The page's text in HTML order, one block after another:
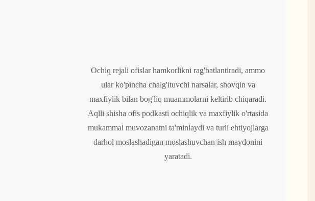
Ochiq rejali ofislar hamkorlikni rag'batlantiradi, ammo
ular ko'pincha chalg'ituvchi narsalar, shovqin va
maxfiylik bilan bog'liq muammolarni keltirib chiqaradi.
Aqlli shisha ofis podkasti ochiqlik va maxfiylik o'rtasida
mukammal muvozanatni ta'minlaydi va turli ehtiyojlarga
darhol moslashadigan moslashuvchan ish maydonini
yaratadi.